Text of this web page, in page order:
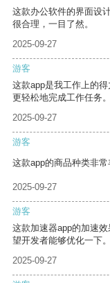
这款办公软件的界面设
很合理，一目了然。
2025-09-27
游客
这款app是我工作上的
更轻松地完成工作任务。
2025-09-27
游客
这款app的商品种类非常
2025-09-27
游客
这款加速器app的加速
望开发者能够优化一下。
2025-09-27